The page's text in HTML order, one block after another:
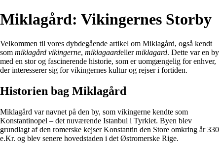
Miklagård: Vikingernes Storby
Velkommen til vores dybdegående artikel om Miklagård, også kendt
som miklagård vikingerne, miklagaardellermiklagard. Dette var en by
med en stor og fascinerende historie, som er uomgængelig for enhver,
der interesserer sig for vikingernes kultur og rejser i fortiden.
Historien bag Miklagård
Miklagård var navnet på den by, som vikingerne kendte som
Konstantinopel – det nuværende Istanbul i Tyrkiet. Byen blev
grundlagt af den romerske kejser Konstantin den Store omkring år 330
e.Kr. og blev senere hovedstaden i det Østromerske Rige.